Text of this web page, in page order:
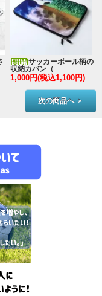
サッカーボール柄の
収納カバン（
1,000円(税込1,100円)
次の商品へ ＞